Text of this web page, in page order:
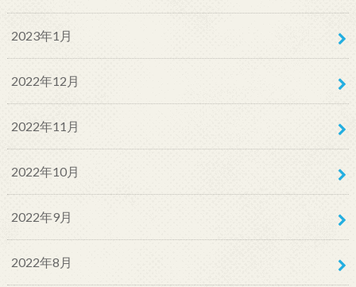
2023年1月
2022年12月
2022年11月
2022年10月
2022年9月
2022年8月